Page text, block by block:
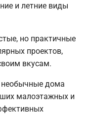
и летние виды
но практичные
проектов,
вкусам.
дома
малоэтажных и